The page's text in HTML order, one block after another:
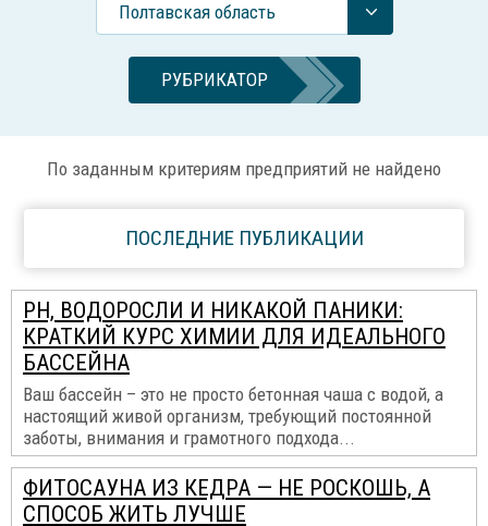
Полтавская область
РУБРИКАТОР
По заданным критериям предприятий не найдено
ПОСЛЕДНИЕ ПУБЛИКАЦИИ
PH, ВОДОРОСЛИ И НИКАКОЙ ПАНИКИ:
КРАТКИЙ КУРС ХИМИИ ДЛЯ ИДЕАЛЬНОГО
БАССЕЙНА
Ваш бассейн – это не просто бетонная чаша с водой, а
настоящий живой организм, требующий постоянной
заботы, внимания и грамотного подхода...
ФИТОСАУНА ИЗ КЕДРА — НЕ РОСКОШЬ, А
СПОСОБ ЖИТЬ ЛУЧШЕ